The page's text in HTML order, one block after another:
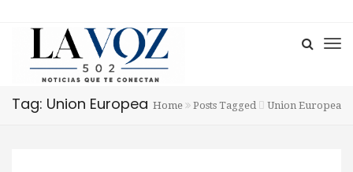
Tag: Union Europea Home Posts Tagged Union Europea